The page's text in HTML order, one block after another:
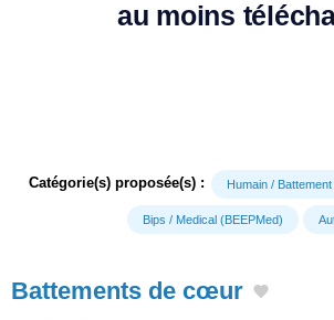
au moins
Catégorie(s) proposée(s) : Humain /
Bips / Medical (BEEPMed)
Battements de cœur